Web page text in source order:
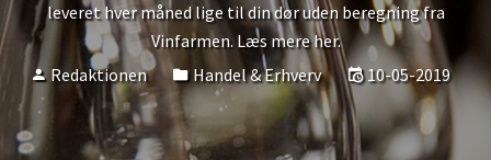
leveret hver måned lige til din dør uden beregning fra
Vinfarmen. Læs mere her.
Redaktionen
Handel & Erhverv 10-05-2019